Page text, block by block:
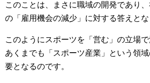
このことは、まさに職域の開発であり
の「雇用機会の減少」に対する答えとな
このようにスポーツを「営む」の立場で
あくまでも「スポーツ産業」という領
要となるのです。